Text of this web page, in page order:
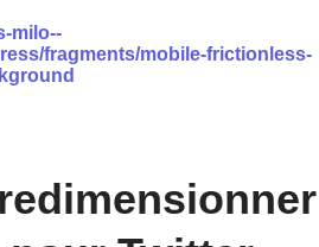
milo--
fragments/mobile-frictionless-